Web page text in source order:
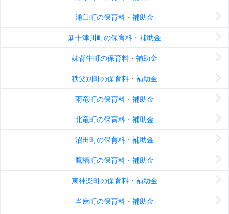
浦臼町の保育料・補助金
新十津川町の保育料・補助金
妹背牛町の保育料・補助金
秩父別町の保育料・補助金
雨竜町の保育料・補助金
北竜町の保育料・補助金
沼田町の保育料・補助金
鷹栖町の保育料・補助金
東神楽町の保育料・補助金
当麻町の保育料・補助金